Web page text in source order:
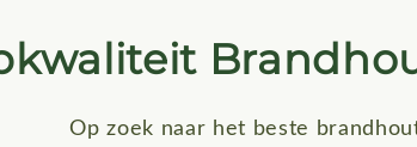
Op zoek naar het beste